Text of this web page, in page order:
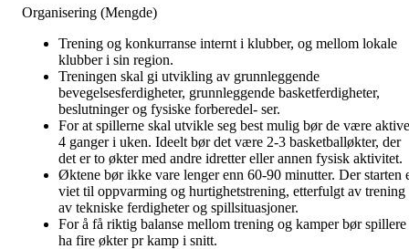
Organisering (Mengde)
Trening og konkurranse internt i klubber, og mellom lokale
klubber i sin region.
Treningen skal gi utvikling av grunnleggende
bevegelsesferdigheter, grunnleggende basketferdigheter,
beslutninger og fysiske forberedel- ser.
For at spillerne skal utvikle seg best mulig bør de være aktive
4 ganger i uken. Ideelt bør det være 2-3 basketballøkter, der
det er to økter med andre idretter eller annen fysisk aktivitet.
Øktene bør ikke vare lenger enn 60-90 minutter. Der starten
viet til oppvarming og hurtighetstrening, etterfulgt av trening
av tekniske ferdigheter og spillsituasjoner.
For å få riktig balanse mellom trening og kamper bør spillere
ha fire økter pr kamp i snitt.